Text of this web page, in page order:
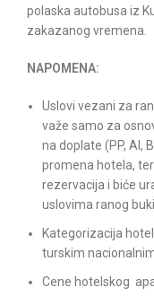
polaska autobusa iz
zakazanog vremena.
NAPOMENA:
Uslovi vezani za
važe samo za
na doplate (PP, AI,
promena hotela,
rezervacija i biće
uslovima ranog
Kategorizacija
turskim
Cene hotelskog